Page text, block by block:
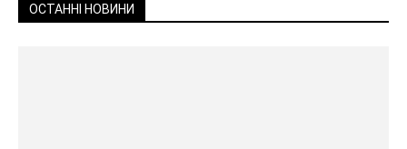
ОСТАННІ НОВИНИ